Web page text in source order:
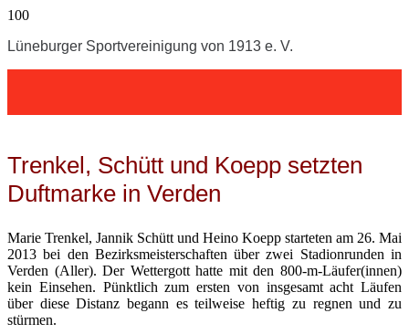
Lüneburger Sportvereinigung von 1913 e. V.
Trenkel, Schütt und Koepp setzten
Duftmarke in Verden
Marie Trenkel, Jannik Schütt und Heino Koepp starteten am 26. Mai
2013 bei den Bezirksmeisterschaften über zwei Stadionrunden in
Verden (Aller). Der Wettergott hatte mit den 800-m-Läufer(innen)
kein Einsehen. Pünktlich zum ersten von insgesamt acht Läufen
über diese Distanz begann es teilweise heftig zu regnen und zu
stürmen.